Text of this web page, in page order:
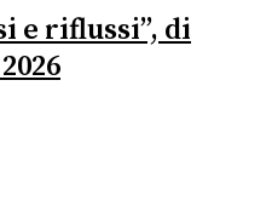
e riflussi”, di